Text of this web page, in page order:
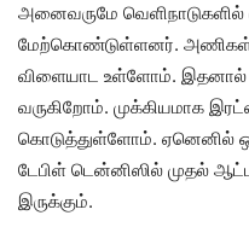
அனைவருமே வெளிநாடுகளில்
மேற்கொண்டுள்ளனர். அணிகள்
விளையாட உள்ளோம். இதனால்
வருகிறோம். முக்கியமாக
கொடுத்துள்ளோம். ஏனெனில்
டேபிள் டென்னிஸில் முதல்
இருக்கும்.